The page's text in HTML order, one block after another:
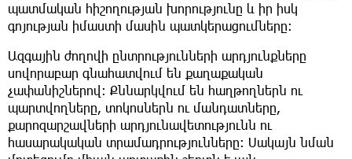
պատմական հիշողության խորությունը և իր իսկ
գոյության իմաստի մասին պատկերացումները։
Ազգային ժողովի ընտրությունների արդյունքները
սովորաբար գնահատվում են քաղաքական
չափանիշներով։ Քննարկվում են հաղթողներն ու
պարտվողները, տոկոսներն ու մանդատները,
քարոզարշավների արդյունավետությունն ու
հասարակական տրամադրությունները։ Սակայն նման